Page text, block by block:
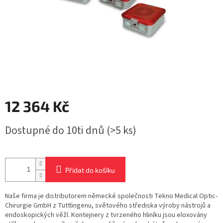
12 364 Kč
cena:
Dostupné do 10ti dnů (>5 ks)
Přidat do košíku
Naše firma je distributorem německé společnosti Tekno Medical Optic-
Chirurgie GmbH z Tuttlingenu, světového střediska výroby nástrojů a
endoskopických věží. Kontejnery z tvrzeného hliníku jsou eloxovány